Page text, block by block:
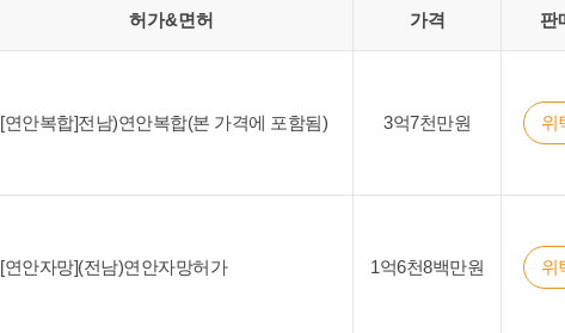
허가&면허 가격 판
[연안복합]전남)연안복합(본 가격에 포함됨) 3억7천만원 위
[연안자망](전남)연안자망허가 1억6천8백만원 위